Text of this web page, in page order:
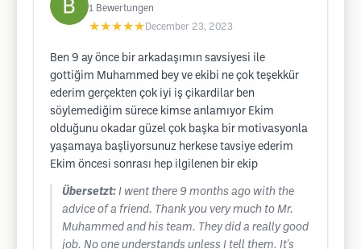
1 Bewertungen
★★★★★ December 23, 2023
Ben 9 ay önce bir arkadaşımın savsiyesi ile
gottiğim Muhammed bey ve ekibi ne çok teşekkür
ederim gerçekten çok iyi iş çikardilar ben
söylemediğim sürece kimse anlamıyor Ekim
olduğunu okadar güzel çok başka bir motivasyonla
yaşamaya başliyorsunuz herkese tavsiye ederim
Ekim öncesi sonrası hep ilgilenen bir ekip
Übersetzt: I went there 9 months ago with the
advice of a friend. Thank you very much to Mr.
Muhammed and his team. They did a really good
job. No one understands unless I tell them. It's